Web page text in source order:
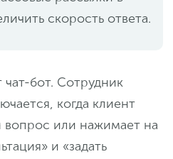
скорость ответа.
чат-бот. Сотрудник
когда клиент
вопрос или нажимает на
и «задать